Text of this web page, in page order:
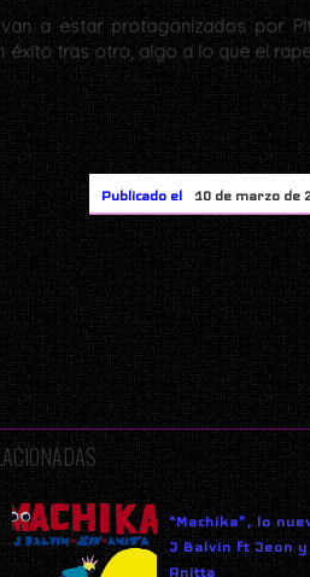
a estar protagonizados por
éxito tras otro, algo a lo que el
Publicado el 10 de marzo de
“Machika”, lo
J Balvin ft Jeon y
Anitta